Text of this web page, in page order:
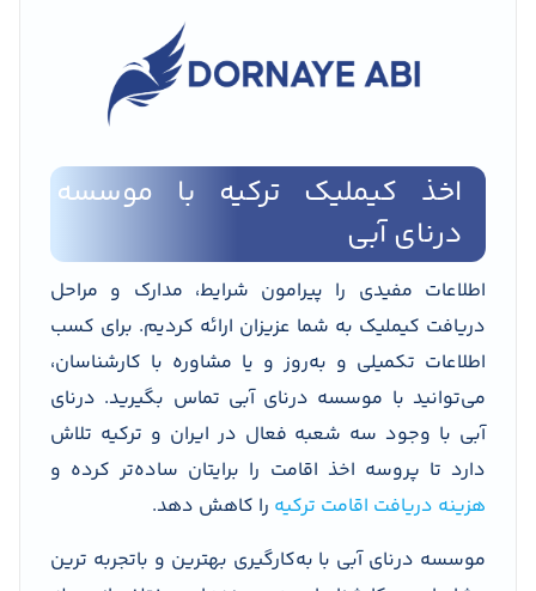
اخذ کیملیک ترکیه با موسسه
درنای آبی
اطلاعات مفیدی را پیرامون شرایط، مدارک و مراحل
دریافت کیملیک به شما عزیزان ارائه کردیم. برای کسب
اطلاعات تکمیلی و به‌روز و یا مشاوره با کارشناسان،
می‌توانید با موسسه درنای آبی تماس بگیرید. درنای
آبی با وجود سه شعبه فعال در ایران و ترکیه تلاش
دارد تا پروسه اخذ اقامت را برایتان ساده‌تر کرده و
هزینه دریافت اقامت ترکیه را کاهش دهد.
موسسه درنای آبی با به‌کارگیری بهترین و باتجربه ترین